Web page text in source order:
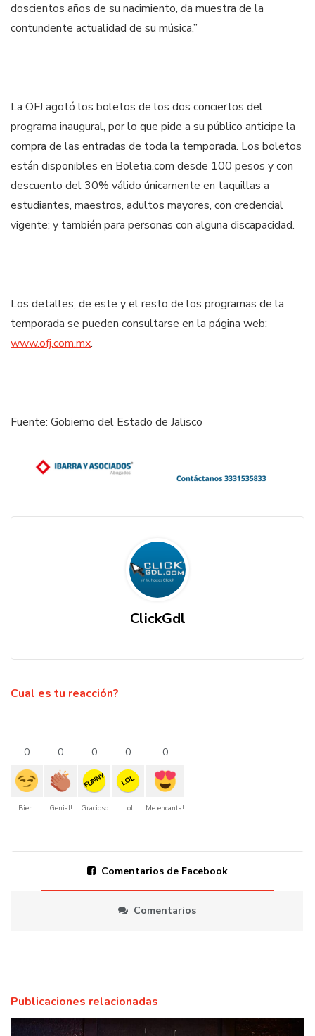
doscientos años de su nacimiento, da muestra de la
contundente actualidad de su música.”
La OFJ agotó los boletos de los dos conciertos del
programa inaugural, por lo que pide a su público anticipe la
compra de las entradas de toda la temporada. Los boletos
están disponibles en Boletia.com desde 100 pesos y con
descuento del 30% válido únicamente en taquillas a
estudiantes, maestros, adultos mayores, con credencial
vigente; y también para personas con alguna discapacidad.
Los detalles, de este y el resto de los programas de la
temporada se pueden consultarse en la página web:
www.ofj.com.mx.
Fuente: Gobierno del Estado de Jalisco
ClickGdl
Cual es tu reacción?
0
Bien!
0
Genial!
0
FUNNY
Gracioso
0
LOL
Lol
0
Me encanta!
Comentarios de Facebook
Comentarios
Publicaciones relacionadas